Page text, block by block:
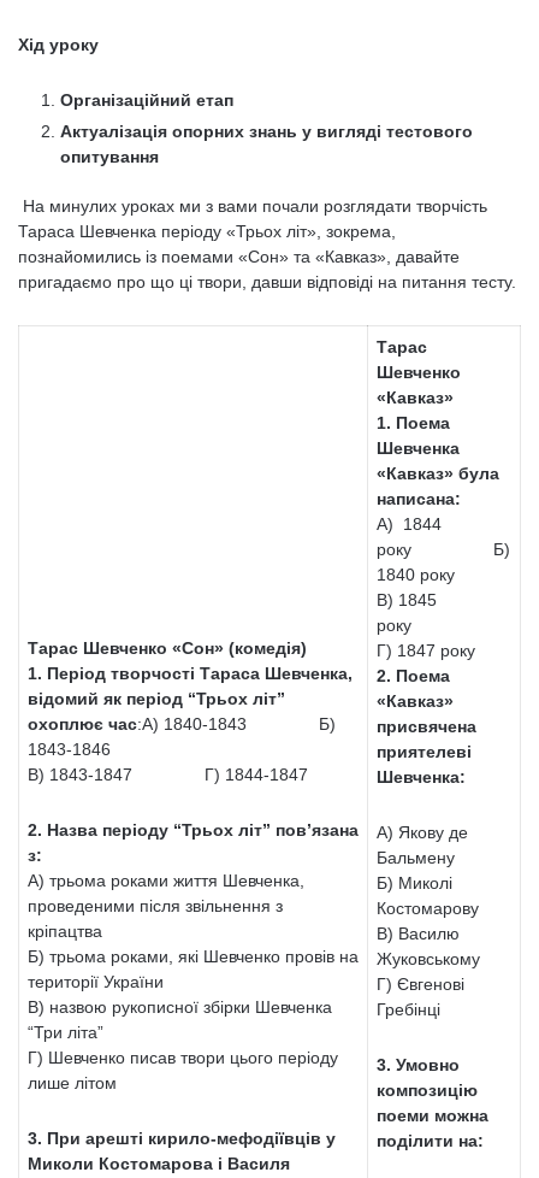
Хід уроку
Організаційний етап
Актуалізація опорних знань у вигляді тестового
опитування
На минулих уроках ми з вами почали розглядати творчість
Тараса Шевченка періоду «Трьох літ», зокрема,
познайомились із поемами «Сон» та «Кавказ», давайте
пригадаємо про що ці твори, давши відповіді на питання тесту.
Тарас Шевченко «Сон» (комедія)
1. Період творчості Тараса Шевченка,
відомий як період “Трьох літ”
охоплює час:А) 1840-1843 Б)
1843-1846
В) 1843-1847 Г) 1844-1847
2. Назва періоду “Трьох літ” пов’язана
з:
А) трьома роками життя Шевченка,
проведеними після звільнення з
кріпацтва
Б) трьома роками, які Шевченко провів на
території України
В) назвою рукописної збірки Шевченка
“Три літа”
Г) Шевченко писав твори цього періоду
лише літом
3. При арешті кирило-мефодіївців у
Миколи Костомарова і Василя
Тарас
Шевченко
«Кавказ»
1. Поема
Шевченка
«Кавказ» була
написана:
А) 1844
року Б)
1840 року
В) 1845
року
Г) 1847 року
2. Поема
«Кавказ»
присвячена
приятелеві
Шевченка:
А) Якову де
Бальмену
Б) Миколі
Костомарову
В) Василю
Жуковському
Г) Євгенові
Гребінці
3. Умовно
композицію
поеми можна
поділити на: